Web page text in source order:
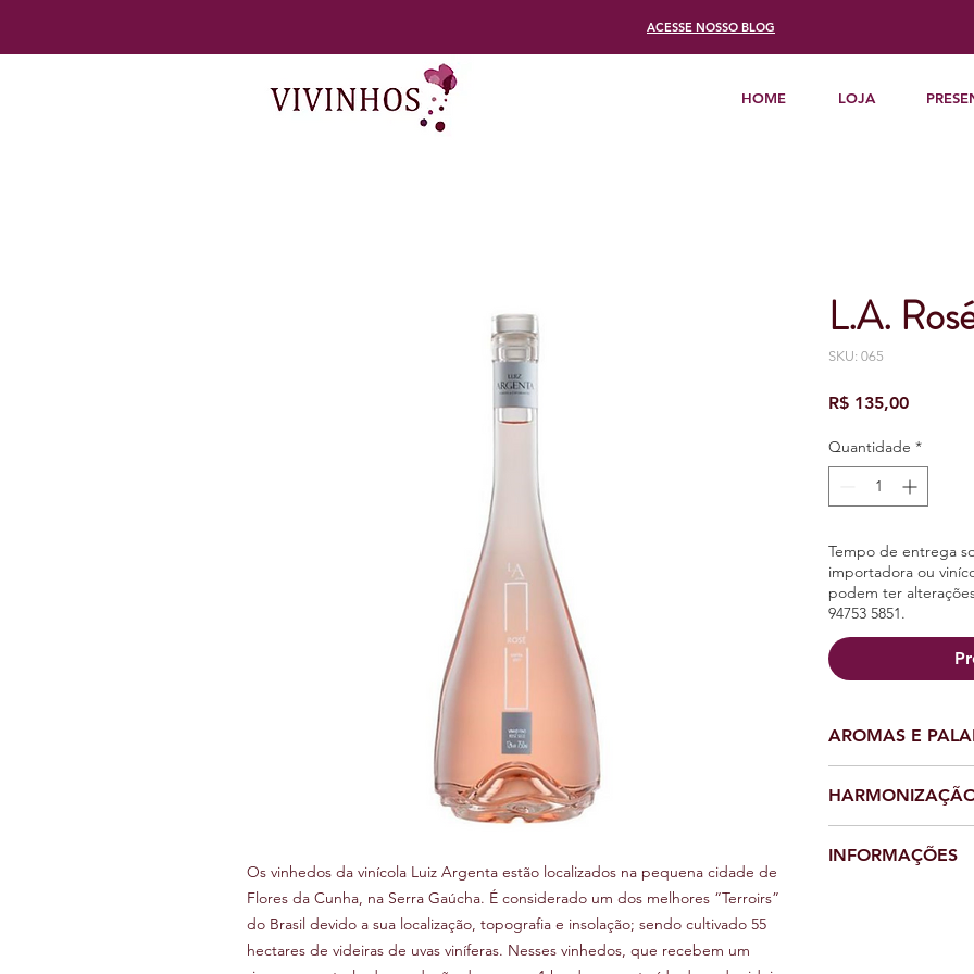
HOME LOJA
ACESSE NOSSO BLOG
Os vinhedos da vinícola Luiz Argenta estão localizados na pequena cidade de
Flores da Cunha, na Serra Gaúcha. É considerado um dos melhores “Terroirs”
do Brasil devido a sua localização, topografia e insolação; sendo cultivado 55
hectares de videiras de uvas viníferas. Nesses vinhedos, que recebem um
L.A.
SKU: 065
R$ 135,00Preço
Quantidade *
Tempo de entrega
importadora ou
podem ter
94753 5851.
AROMAS E
cereja e framboesa,
vermelhas secas...
Paladar: equilibrado
marcando
leves.
INFORMAÇÕES